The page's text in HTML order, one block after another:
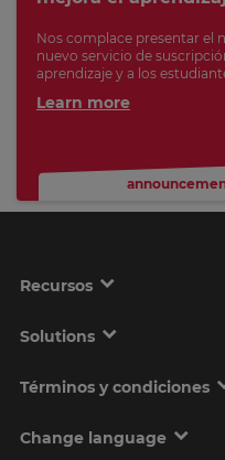
Nos complace presentar el
nuevo servicio de
aprendizaje y a los
Learn more
Recursos
Solutions
Términos y condiciones
Change language